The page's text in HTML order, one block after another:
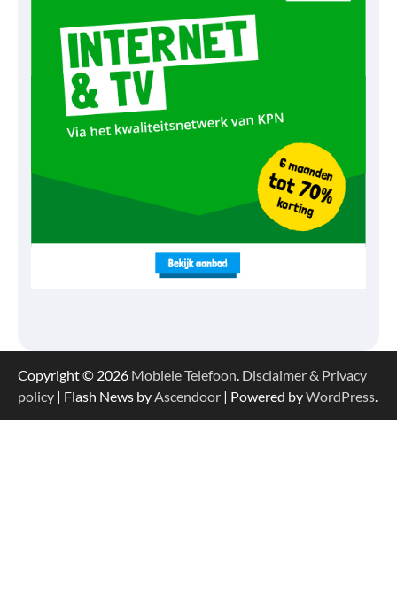
Copyright © 2026 Mobiele Telefoon. Disclaimer & Privacy
policy | Flash News byAscendoor | Powered byWordPress.